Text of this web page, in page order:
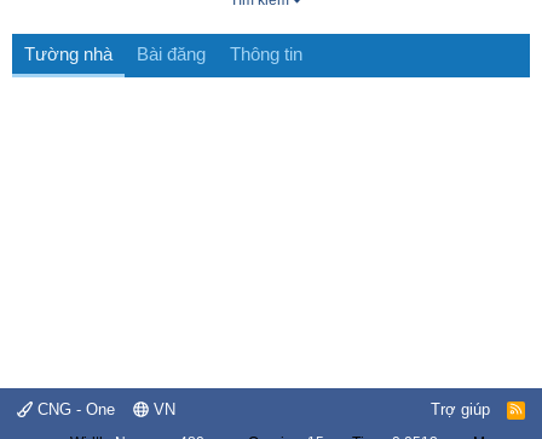
Tường nhà Bài đăng Thông tin
CNG - One VN Trợ giúp
R